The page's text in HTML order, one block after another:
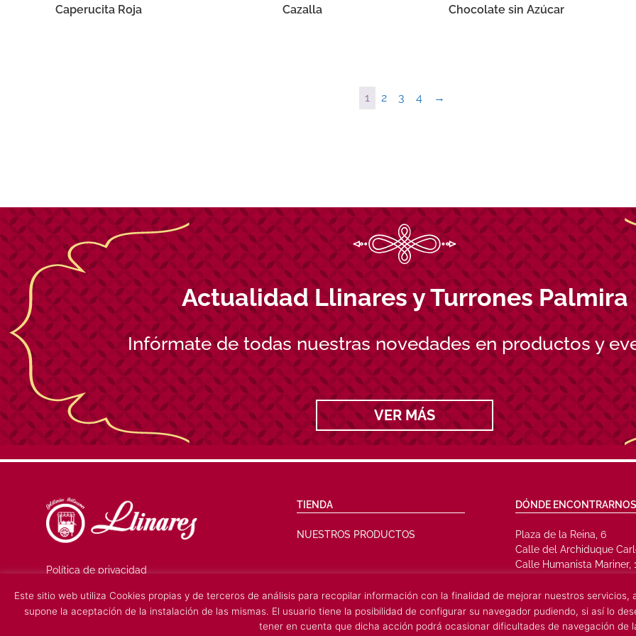
Caperucita Roja Cazalla Chocolate sin Azúcar
1 2 3 4 →
Actualidad Llinares y Turrones Palmira
Infórmate de todas nuestras novedades en productos y
VER MÁS
Política de privacidad
TIENDA
NUESTROS PRODUCTOS
DÓNDE ENCONTRARNOS
Plaza de la Reina, 6
Calle del Archiduque
Calle Humanista Mariner,
Carrer Mare Nostrum, 30
Vía Sucronense, 23
Passeig L’Alguer, 9
Este sitio web utiliza Cookies propias y de terceros de análisis para recopilar información con la finalidad de mejorar nuestros
supone la aceptación de la instalación de las mismas. El usuario tiene la posibilidad de configurar su navegador pudiendo, si así lo
tener en cuenta que dicha acción podrá ocasionar dificultades de navegación de